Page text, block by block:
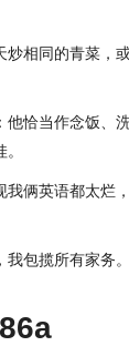
炒相同的青菜，
他恰当作念饭、
俩英语都太烂
包揽所有家务。